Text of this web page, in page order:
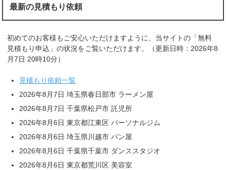
最新の見積もり依頼
初めてのお客様もご安心いただけますように、当サイトの「無料
見積もり申込」の状況をご覧いただけます。（更新日時：2026年8
月7日 20時10分）
見積もり依頼一覧
2026年8月7日 埼玉県春日部市 ラーメン屋
2026年8月7日 千葉県松戸市 託児所
2026年8月6日 東京都江東区 パーソナルジム
2026年8月6日 埼玉県川越市 パン屋
2026年8月6日 千葉県千葉市 ダンススタジオ
2026年8月6日 東京都荒川区 美容室